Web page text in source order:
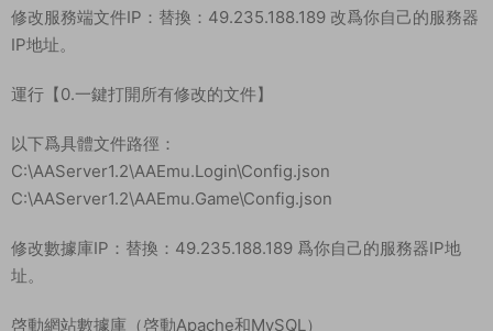
修改服務端文件IP：替換：49.235.188.189 改爲你自己的服務器
IP地址。
運行【0.一鍵打開所有修改的文件】
以下爲具體文件路徑：
C:\AAServer1.2\AAEmu.Login\Config.json
C:\AAServer1.2\AAEmu.Game\Config.json
修改數據庫IP：替換：49.235.188.189 爲你自己的服務器IP地
址。
啓動網站數據庫（啓動Apache和MySQL）